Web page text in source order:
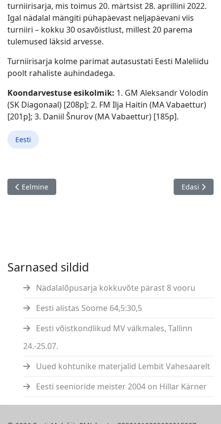
turniirisarja, mis toimus 20. märtsist 28. aprillini 2022.
Igal nädalal mängiti pühapäevast neljapäevani viis
turniiri – kokku 30 osavõistlust, millest 20 parema
tulemused läksid arvesse.
Turniirisarja kolme parimat autasustati Eesti Maleliidu
poolt rahaliste auhindadega.
Koondarvestuse esikolmik: 1. GM Aleksandr Volodin
(SK Diagonaal) [208p]; 2. FM Ilja Haitin (MA Vabaettur)
[201p]; 3. Daniil Šnurov (MA Vabaettur) [185p].
Eesti
Eelmine artikkel: Tartu välkturniiride sari - 5. etapp, Tartu
Eelmine Järgmine
Edasi
Sarnased sildid
Nädalalõpusarja kokkuvõte pärast 8 vooru
Eesti alistas Soome 64,5:30,5
Eesti võistkondlikud MV välkmales, Tallinn
24.-25.07.
Uued kohtunike materjalid Lembit Vahesaarelt
Eesti seenioride meister 2004 on Hillar Kärner